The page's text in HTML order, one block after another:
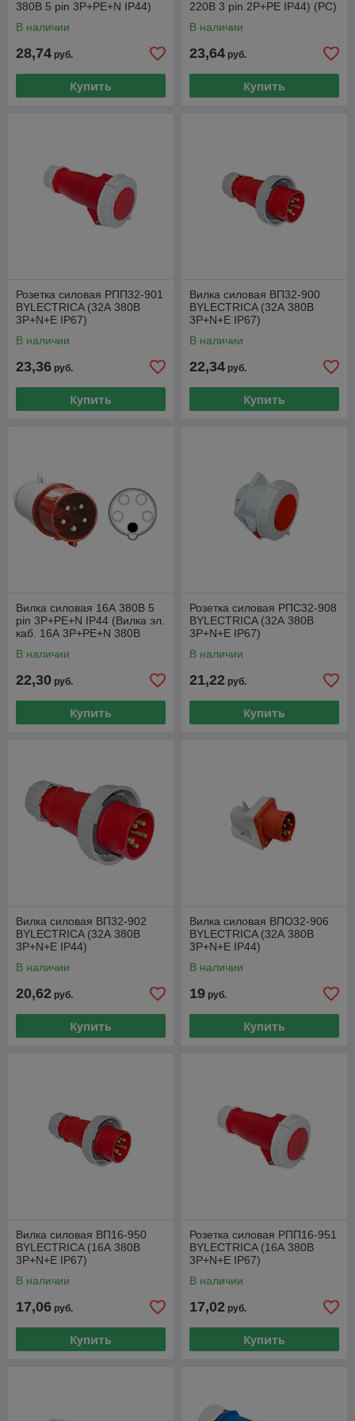
380В 5 pin 3P+PE+N IP44)
В наличии
28,74 руб.
Купить
220В 3 pin 2P+PE IP44) (РС)
В наличии
23,64 руб.
Купить
Розетка силовая РПП32-901
BYLECTRICA (32А 380В
3P+N+E IP67)
В наличии
23,36 руб.
Купить
Вилка силовая ВП32-900
BYLECTRICA (32А 380В
3P+N+E IP67)
В наличии
22,34 руб.
Купить
Вилка силовая 16А 380В 5
pin 3P+PE+N IP44 (Вилка эл.
каб. 16А 3P+PE+N 380В
01
В наличии
22,30 руб.
Купить
Розетка силовая РПС32-908
BYLECTRICA (32А 380В
3P+N+E IP67)
В наличии
21,22 руб.
Купить
Вилка силовая ВП32-902
BYLECTRICA (32А 380В
3P+N+E IP44)
В наличии
20,62 руб.
Купить
Вилка силовая ВПО32-906
BYLECTRICA (32А 380В
3P+N+E IP44)
В наличии
19 руб.
Купить
Вилка силовая ВП16-950
BYLECTRICA (16А 380В
3P+N+E IP67)
В наличии
17,06 руб.
Купить
Розетка силовая РПП16-951
BYLECTRICA (16А 380В
3P+N+E IP67)
В наличии
17,02 руб.
Купить